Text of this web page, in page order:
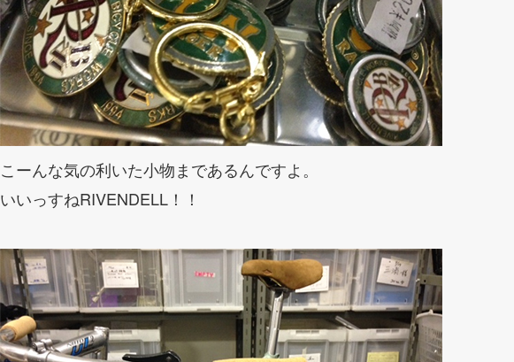
こーんな気の利いた小物まであるんですよ。
いいっすねRIVENDELL！！